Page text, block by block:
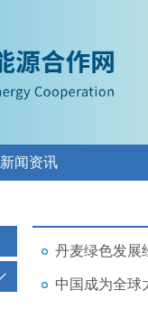
新闻资讯
丹麦绿色发展
中国成为全球